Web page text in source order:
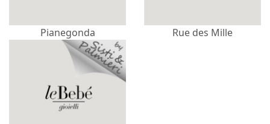
Pianegonda Rue des Mille